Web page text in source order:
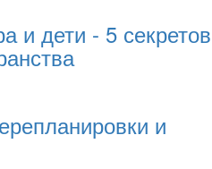
и дети - 5 секретов
и